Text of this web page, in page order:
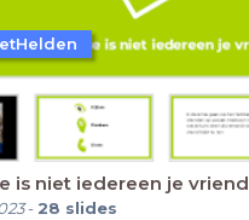
is niet iedereen je vriend
- 28 slides